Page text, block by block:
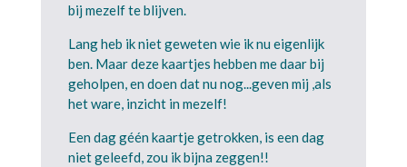
bij mezelf te blijven.
Lang heb ik niet geweten wie ik nu eigenlijk
ben. Maar deze kaartjes hebben me daar bij
geholpen, en doen dat nu nog...geven mij ,als
het ware, inzicht in mezelf!
Een dag géén kaartje getrokken, is een dag
niet geleefd, zou ik bijna zeggen!!